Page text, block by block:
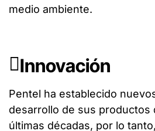
medio ambiente.
Innovación
Pentel ha establecido
desarrollo de sus productos
últimas décadas, por lo